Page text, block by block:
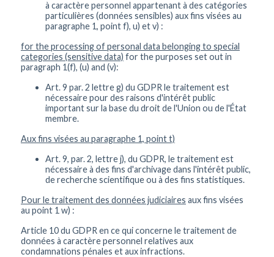
à caractère personnel appartenant à des catégories
particulières (données sensibles) aux fins visées au
paragraphe 1, point f), u) et v) :
for the processing of personal data belonging to special
categories (sensitive data) for the purposes set out in
paragraph 1(f), (u) and (v):
Art. 9 par. 2 lettre g) du GDPR le traitement est
nécessaire pour des raisons d'intérêt public
important sur la base du droit de l'Union ou de l'État
membre.
Aux fins visées au paragraphe 1, point t)
Art. 9, par. 2, lettre j), du GDPR, le traitement est
nécessaire à des fins d'archivage dans l'intérêt public,
de recherche scientifique ou à des fins statistiques.
Pour le traitement des données judiciaires aux fins visées
au point 1 w) :
Article 10 du GDPR en ce qui concerne le traitement de
données à caractère personnel relatives aux
condamnations pénales et aux infractions.